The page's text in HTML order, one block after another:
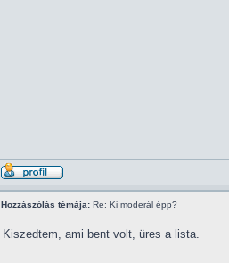
Hozzászólás témája: Re: Ki moderál épp?
Kiszedtem, ami bent volt, üres a lista.